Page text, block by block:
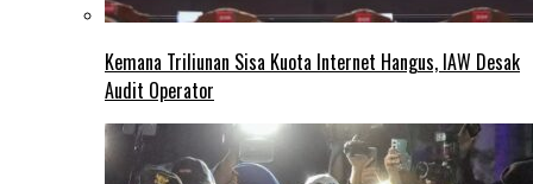
Kemana Triliunan Sisa Kuota Internet Hangus, IAW Desak
Audit Operator